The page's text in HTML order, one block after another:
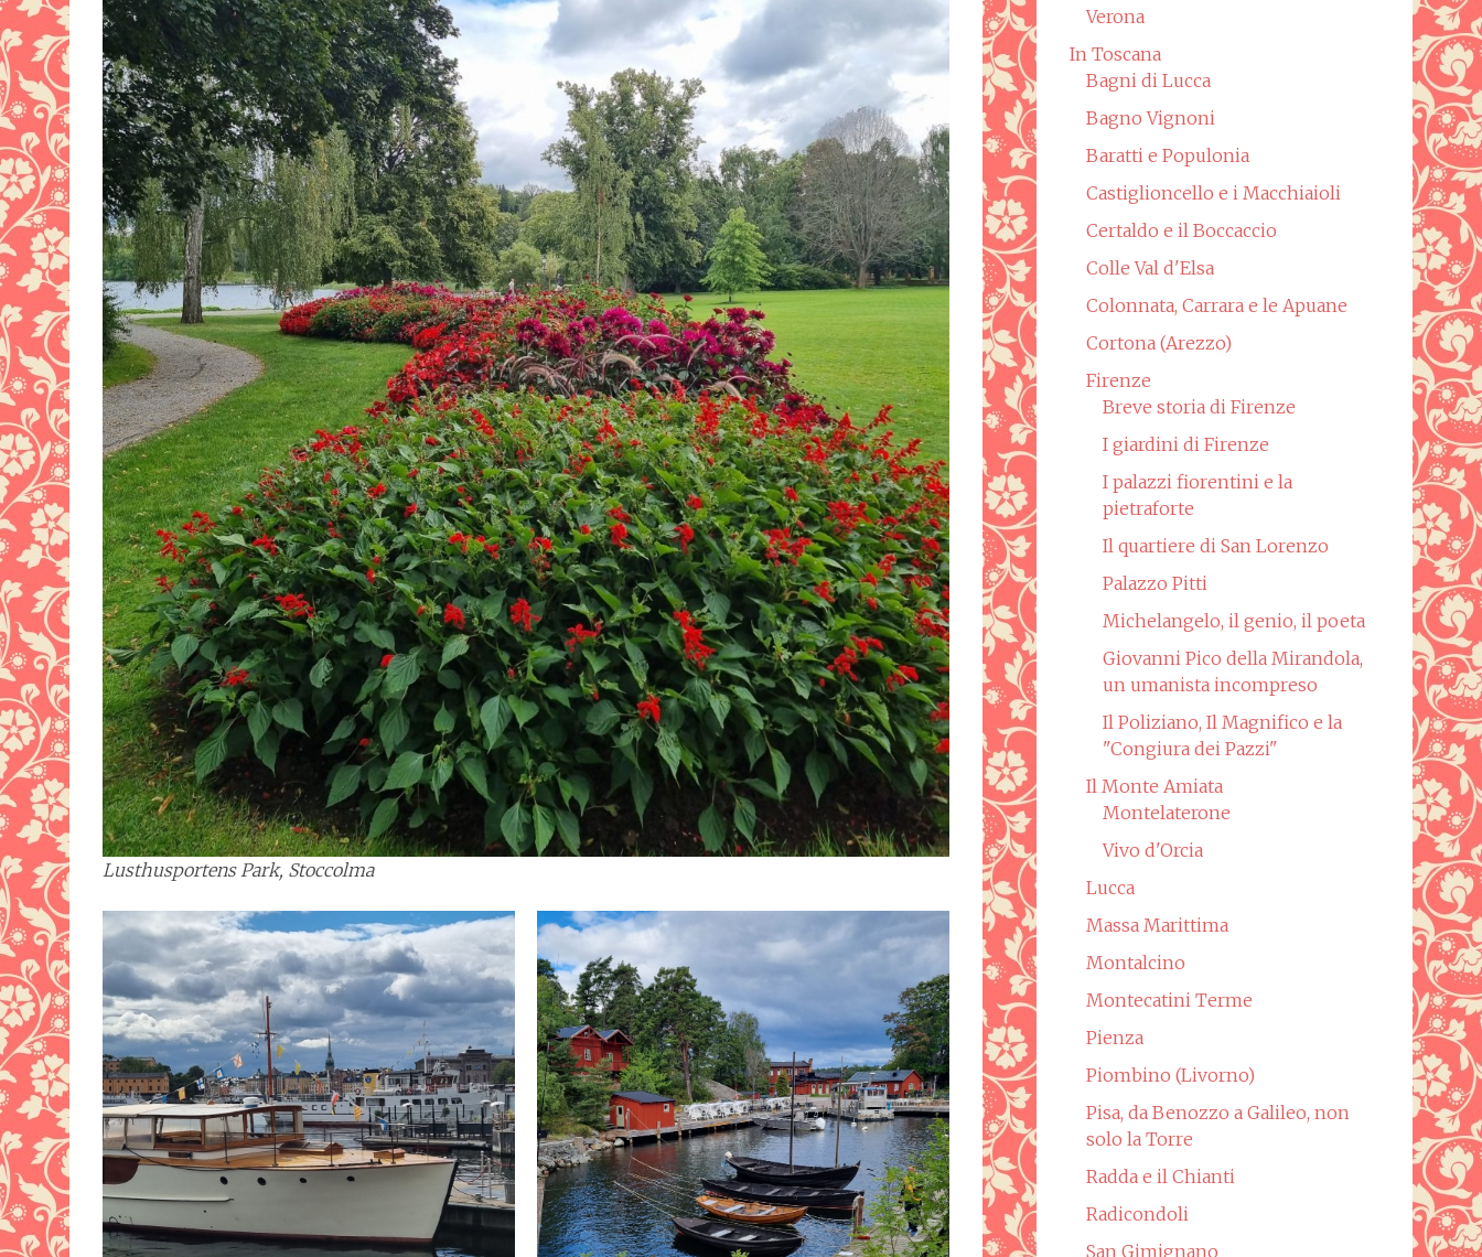
Lusthusportens Park, Stoccolma
Verona
In Toscana
Bagni di Lucca
Bagno Vignoni
Baratti e Populonia
Castiglioncello e i Macchiaioli
Certaldo e il Boccaccio
Colle Val d'Elsa
Colonnata, Carrara e le Apuane
Cortona (Arezzo)
Firenze
Breve storia di Firenze
I giardini di Firenze
I palazzi fiorentini e la
pietraforte
Il quartiere di San Lorenzo
Palazzo Pitti
Michelangelo, il genio, il poeta
Giovanni Pico della Mirandola,
un umanista incompreso
Il Poliziano, Il Magnifico e la
"Congiura dei Pazzi"
Il Monte Amiata
Montelaterone
Vivo d'Orcia
Lucca
Massa Marittima
Montalcino
Montecatini Terme
Pienza
Piombino (Livorno)
Pisa, da Benozzo a Galileo, non
solo la Torre
Radda e il Chianti
Radicondoli
San Gimignano